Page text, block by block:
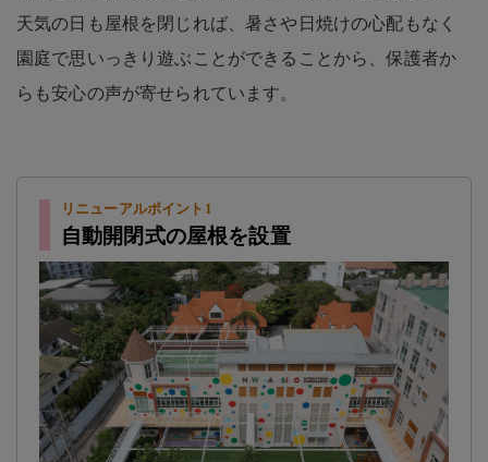
天気の日も屋根を閉じれば、暑さや日焼けの心配もなく
園庭で思いっきり遊ぶことができることから、保護者か
らも安心の声が寄せられています。
リニューアルポイント1
自動開閉式の屋根を設置